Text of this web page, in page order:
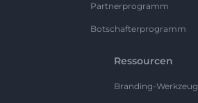
Partnerprogramm
Botschafterprogramm
Ressourcen
Branding-Werkzeug